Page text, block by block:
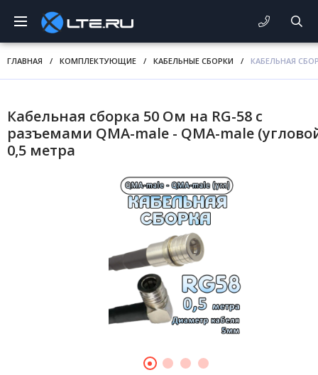
ГЛАВНАЯ / КОМПЛЕКТУЮЩИЕ / КАБЕЛЬНЫЕ СБОРКИ / КАБЕЛЬНАЯ
Кабельная сборка 50 Ом на RG-58 с
разъемами QMA-male - QMA-male
0,5 метра